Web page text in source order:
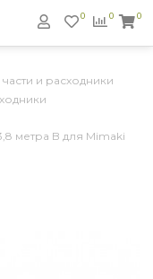
0
0 0
и расходники
метра B для Mimaki